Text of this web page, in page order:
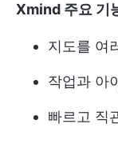
Xmind 주요 기
지도를 여
작업과 아
빠르고 직